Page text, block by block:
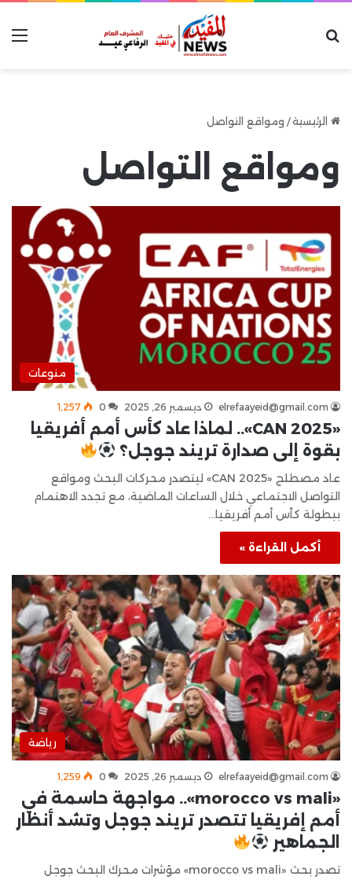
الرئيسية/ ومواقع التواصل
ومواقع التواصل
منوعات
elrefaayeid@gmail.com ديسمبر 26, 2025 0 1٬257
«CAN 2025».. لماذا عاد كأس أمم أفريقيا
بقوة إلى صدارة تريند جوجل؟
عاد مصطلح «CAN 2025» ليتصدر محركات البحث ومواقع
التواصل الاجتماعي خلال الساعات الماضية، مع تجدد الاهتمام
ببطولة كأس أمم أفريقيا…
أكمل القراءة »
رياضة
elrefaayeid@gmail.com ديسمبر 26, 2025 0 1٬259
«morocco vs mali».. مواجهة حاسمة في
أمم إفريقيا تتصدر تريند جوجل وتشد أنظار
الجماهير
تصدر بحث «morocco vs mali» مؤشرات محرك البحث جوجل